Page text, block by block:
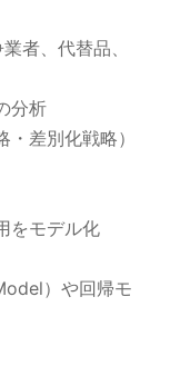
者、代替品、
分析
差別化戦略）
をモデル化
）や回帰モ